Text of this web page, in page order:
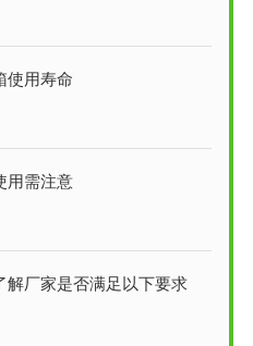
使用寿命
用需注意
解厂家是否满足以下要求